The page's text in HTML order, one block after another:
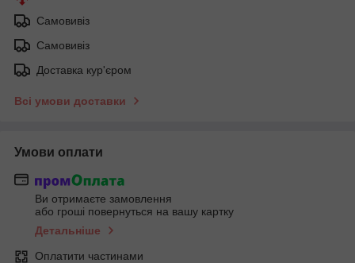
Самовивіз
Самовивіз
Доставка кур'єром
Всі умови доставки
Умови оплати
Ви отримаєте замовлення
або гроші повернуться на вашу картку
Детальніше
Оплатити частинами